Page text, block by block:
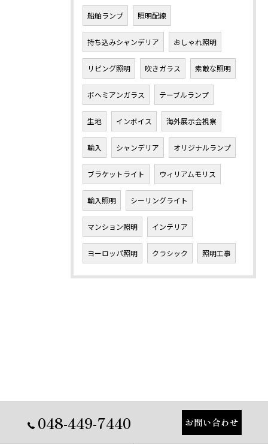
船舶ランプ 照明配線
持ち込みシャンデリア おしゃれ照明
リビング照明 吹きガラス 素敵な照明
ボヘミアンガラス テーブルランプ
生地 インボイス 海外展示会視察
輸入 シャンデリア オリジナルランプ
ブラケットライト ウィリアムモリス
輸入照明 シーリングライト
マンション照明 インテリア
ヨーロッパ照明 クラシック 照明工事
048-449-7440 お問い合わせ